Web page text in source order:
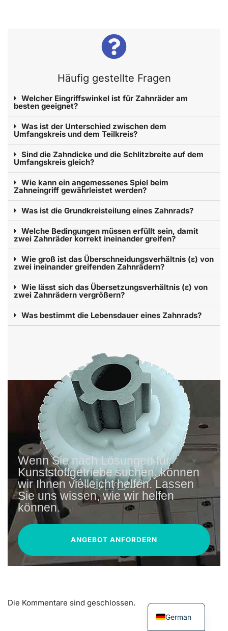
Häufig gestellte Fragen
Welcher Eingriffswinkel ist für Zahnräder am
besten geeignet?
Was ist der Unterschied zwischen dem
Umfangskreis und dem Teilkreis?
Sind die Zahndicke und die Schlitzbreite auf dem
Umfangskreis gleich?
Wie kann ein angemessenes Spiel beim
Zahneingriff gewährleistet werden?
Was ist die Grundkreisteilung eines Zahnrads?
Welche Bedingungen müssen erfüllt sein, damit
zwei Zahnräder korrekt ineinander greifen?
Wie groß ist das Überschneidungsverhältnis (ε) von
zwei ineinander greifenden Zahnrädern?
Wie lässt sich das Übersetzungsverhältnis (ε) von
zwei Zahnrädern vergrößern?
Was bestimmt die Lebensdauer eines Zahnrads?
Wenn Sie nach Lösungen für
Kunststoffgetriebe suchen, können
wir Ihnen vielleicht helfen. Lassen
Sie uns wissen, wie wir helfen
können.
ANGEBOT ANFORDERN
Die Kommentare sind geschlossen.
German